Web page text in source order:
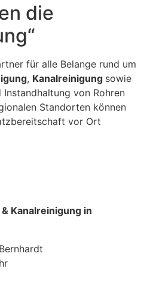
die
für alle Belange rund um
, Kanalreinigung sowie
Instandhaltung von Rohren
Standorten können
vor Ort
Kanalreinigung in